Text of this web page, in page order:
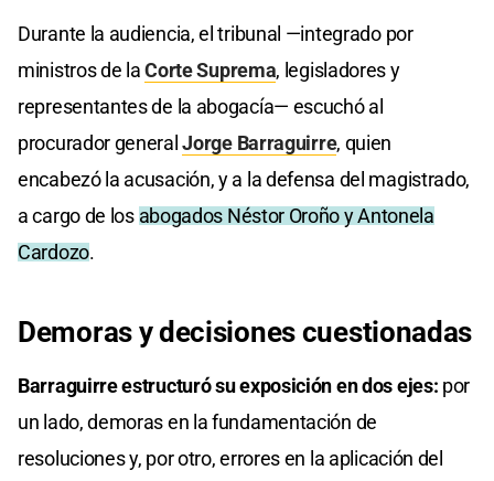
Durante la audiencia, el tribunal —integrado por
ministros de laCorte Suprema, legisladores y
representantes de la abogacía— escuchó al
procurador generalJorge Barraguirre, quien
encabezó la acusación, y a la defensa del magistrado,
a cargo de los abogados Néstor Oroño y Antonela
Cardozo.
Demoras y decisiones cuestionadas
Barraguirre estructuró su exposición en dos ejes: por
un lado, demoras en la fundamentación de
resoluciones y, por otro, errores en la aplicación del